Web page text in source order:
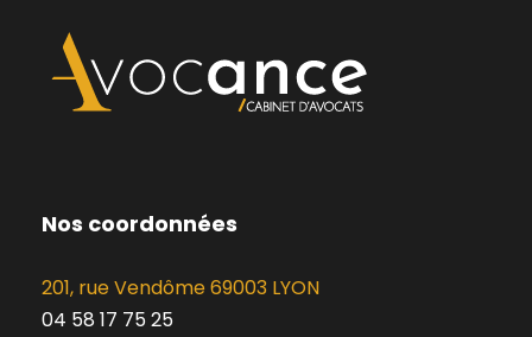
Nos coordonnées
201, rue Vendôme 69003 LYON
04 58 17 75 25